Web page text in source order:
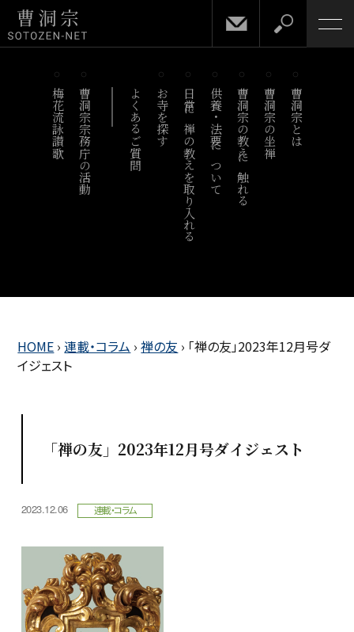
梅花流詠讃歌 曹洞宗宗務庁の活動 よくあるご質問 お寺を探す 日常に禅の教えを取り入れる供養・法要について曹洞宗の教えに触れる 曹洞宗の坐禅 曹洞宗とは
HOME › 連載・コラム › 禅の友 ›
イジェスト
「禅の友」2023年12月号ダイジェスト
2023.12.06 連載・コラム